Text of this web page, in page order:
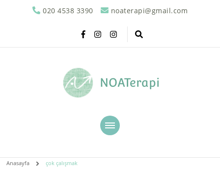
020 4538 3390 noaterapi@gmail.com
NOATerapi
Anasayfa çok çalışmak